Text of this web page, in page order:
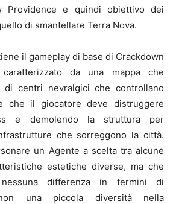
Providence e quindi obiettivo dei
di smantellare Terra Nova.
il gameplay di base di Crackdown
da una mappa che
di centri nevralgici che controllano
che il giocatore deve distruggere
e demolendo la struttura per
che sorreggono la città.
un Agente a scelta tra alcune
estetiche diverse, ma che
differenza in termini di
una piccola diversità nella